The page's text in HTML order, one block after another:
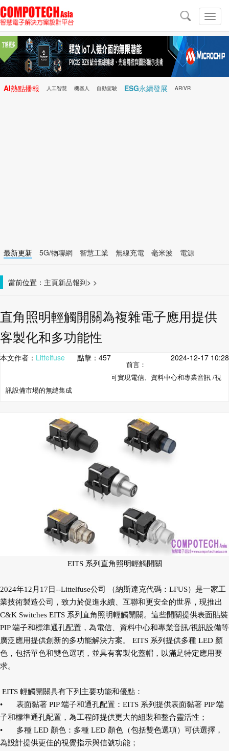
切
換
導
導
航
AI熱點播報 人工智慧 機器人 自動駕駛 ESG永續發展 AR/VR
最新更新 5G/物聯網 智慧工業 無線充電 毫米波
電源
當前位置： 主頁 >
新品報到 >
直角照明輕觸開關為複雜電子應用提供
客製化和多功能性
本文作者： Littelfuse 點擊： 457 2024-12-17 10:28
前言：
可實現電信、資料中心和專業音訊 /視
訊設備市場的無縫集成
EITS 系列直角照明輕觸開關
2024年12月17日--Littelfuse公司 （納斯達克代碼：LFUS）是一家工
業技術製造公司，致力於促進永續、互聯和更安全的世界，現推出
C&K Switches EITS 系列直角照明輕觸開關。這些開關提供表面貼裝
PIP 端子和標準通孔配置，為電信、資料中心和專業音訊/視訊設備等
廣泛應用提供創新的多功能解決方案。 EITS 系列提供多種 LED 顏
色，包括單色和雙色選項，並具有客製化蓋帽，以滿足特定應用要
求。
EITS 輕觸開關具有下列主要功能和優點：
•
表面黏著 PIP 端子和通孔配置：EITS 系列提供表面黏著 PIP 端
子和標準通孔配置，為工程師提供更大的組裝和整合靈活性；
•
多種 LED 顏色：多種 LED 顏色（包括雙色選項）可供選擇，
為設計提供更佳的視覺指示與信號功能；